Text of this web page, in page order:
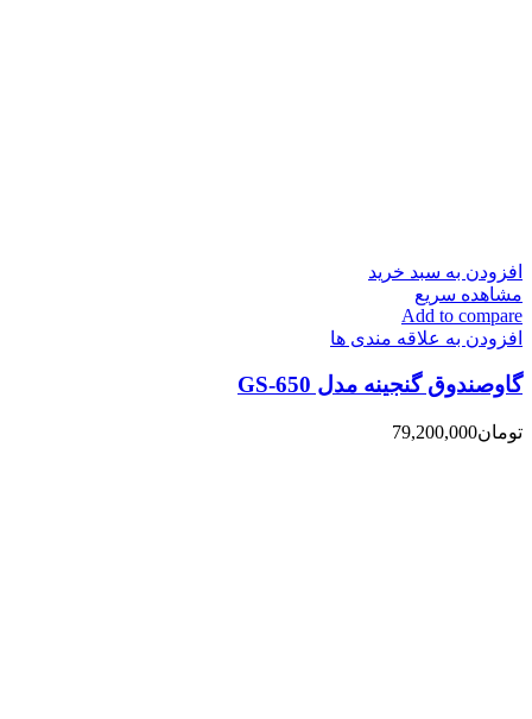
افزودن به سبد خرید
مشاهده سریع
Add to compare
افزودن به علاقه مندی ها
گاوصندوق گنجینه مدل GS-650
تومان79,200,000